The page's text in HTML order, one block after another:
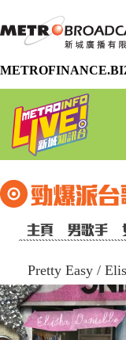
Pretty Easy /